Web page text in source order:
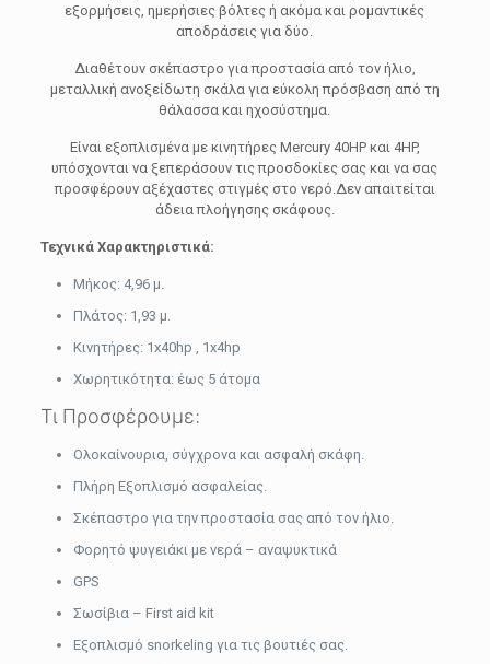
εξορμήσεις, ημερήσιες βόλτες ή ακόμα και ρομαντικές
αποδράσεις για δύο.
Διαθέτουν σκέπαστρο για προστασία από τον ήλιο,
μεταλλική ανοξείδωτη σκάλα για εύκολη πρόσβαση από τη
θάλασσα και ηχοσύστημα.
Είναι εξοπλισμένα με κινητήρες Mercury 40HP και 4HP,
υπόσχονται να ξεπεράσουν τις προσδοκίες σας και να σας
προσφέρουν αξέχαστες στιγμές στο νερό.Δεν απαιτείται
άδεια πλοήγησης σκάφους.
Τεχνικά Χαρακτηριστικά:
Μήκος: 4,96 μ.
Πλάτος: 1,93 μ.
Κινητήρες: 1x40hp , 1x4hp
Χωρητικότητα: έως 5 άτομα
Τι Προσφέρουμε:
Ολοκαίνουρια, σύγχρονα και ασφαλή σκάφη.
Πλήρη Εξοπλισμό ασφαλείας.
Σκέπαστρο για την προστασία σας από τον ήλιο.
Φορητό ψυγειάκι με νερά – αναψυκτικά
GPS
Σωσίβια – First aid kit
Εξοπλισμό snorkeling για τις βουτιές σας.